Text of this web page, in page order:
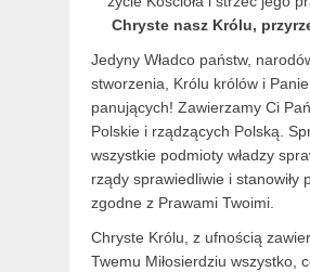
Chryste nasz Królu,
Jedyny Władco państw,
stworzenia, Królu królów i Panie
panujących! Zawierzamy Ci
Polskie i rządzących Polską.
wszystkie podmioty władzy
rządy sprawiedliwie i stanowiły
zgodne z Prawami Twoimi.
Chryste Królu, z ufnością
Twemu Miłosierdziu wszystko,